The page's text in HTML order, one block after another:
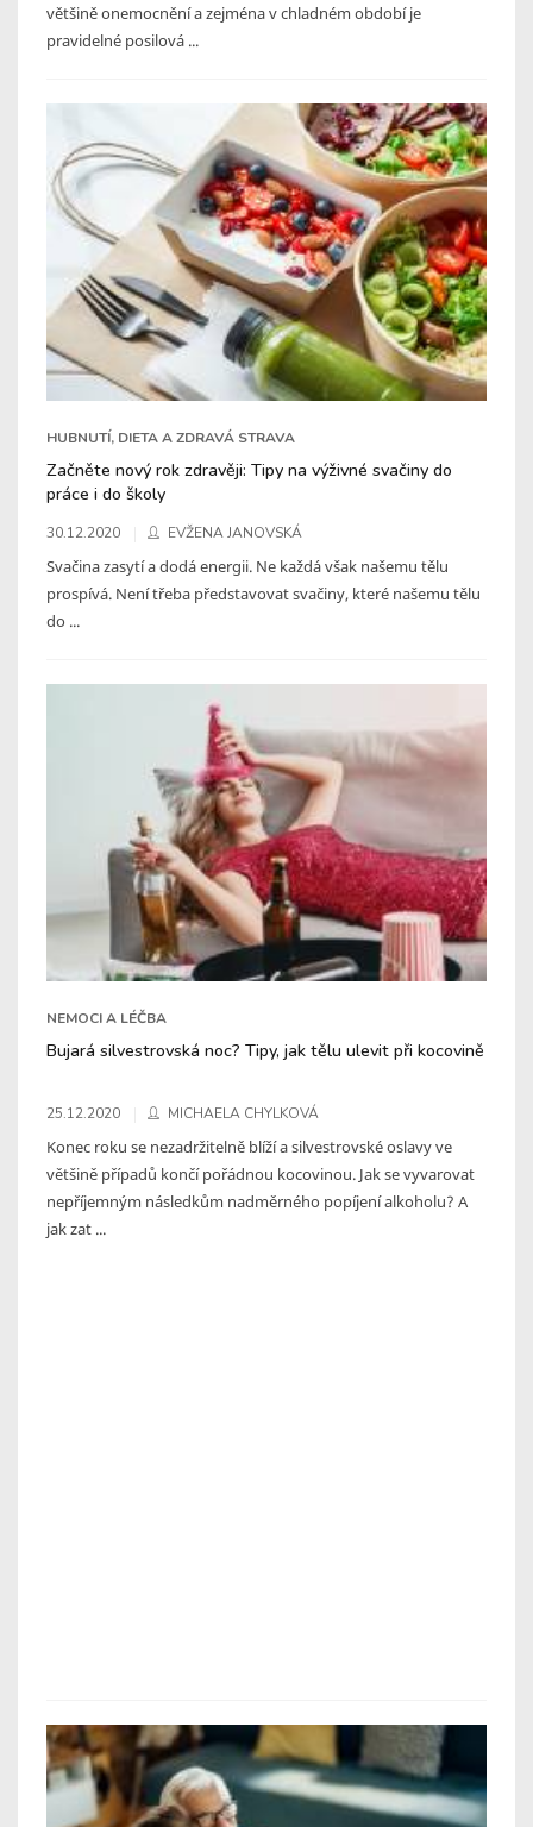
většině onemocnění a zejména v chladném období je
pravidelné posilová ...
HUBNUTÍ, DIETA A ZDRAVÁ STRAVA
Začněte nový rok zdravěji: Tipy na výživné svačiny do
práce i do školy
30.12.2020 EVŽENA JANOVSKÁ
Svačina zasytí a dodá energii. Ne každá však našemu tělu
prospívá. Není třeba představovat svačiny, které našemu tělu
do ...
NEMOCI A LÉČBA
Bujará silvestrovská noc? Tipy, jak tělu ulevit při kocovině
25.12.2020 MICHAELA CHYLKOVÁ
Konec roku se nezadržitelně blíží a silvestrovské oslavy ve
většině případů končí pořádnou kocovinou. Jak se vyvarovat
nepříjemným následkům nadměrného popíjení alkoholu? A
jak zat ...